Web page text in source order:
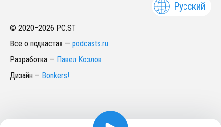
Русский
© 2020–2026 PC.ST
Все о подкастах — podcasts.ru
Разработка — Павел Козлов
Дизайн — Bonkers!